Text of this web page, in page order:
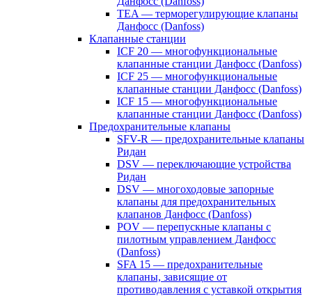
TEA — терморегулирующие клапаны
Данфосс (Danfoss)
Клапанные станции
ICF 20 — многофункциональные
клапанные станции Данфосс (Danfoss)
ICF 25 — многофункциональные
клапанные станции Данфосс (Danfoss)
ICF 15 — многофункциональные
клапанные станции Данфосс (Danfoss)
Предохранительные клапаны
SFV-R — предохранительные клапаны
Ридан
DSV — переключающие устройства
Ридан
DSV — многоходовые запорные
клапаны для предохранительных
клапанов Данфосс (Danfoss)
POV — перепускные клапаны с
пилотным управлением Данфосс
(Danfoss)
SFA 15 — предохранительные
клапаны, зависящие от
противодавления с уставкой открытия